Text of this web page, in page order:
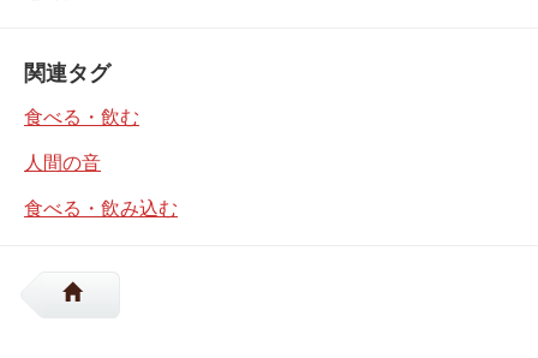
関連タグ
食べる・飲む
人間の音
食べる・飲み込む